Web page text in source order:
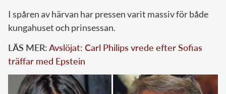
I spåren av härvan har pressen varit massiv för både
kungahuset och prinsessan.
LÄS MER:Avslöjat: Carl Philips vrede efter Sofias
träffar med Epstein